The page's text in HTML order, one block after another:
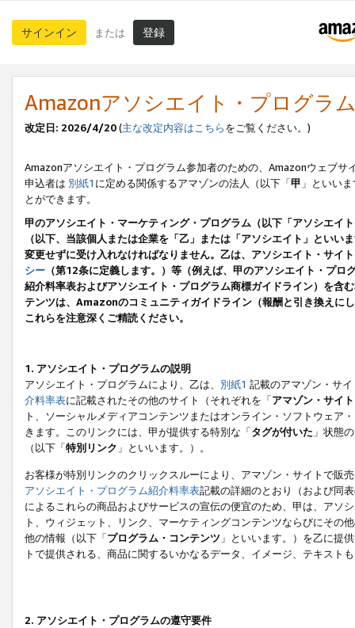
サインイン または 登録
Amazonアソシエイト・プログラ
改定日: 2026/4/20(主な改定内容はこちらをご覧ください。)
Amazonアソシエイト・プログラム参加者のための、Amazonウェブサ
申込者は 別紙1 に定める関係するアマゾンの法人（以下「甲 」といい
とができます。
甲のアソシエイト・マーケティング・プログラム（以下「アソシエイ
（以下、当該個人または企業を「乙」または「アソシエイト」とい
変更せずに受け入れなければなりません。乙は、アソシエイト・サイ
シー （第12条に定義します。）等（例えば、甲のアソシエイト・プ
紹介料率表およびアソシエイト・プログラム商標ガイドライン）を
テンツは、Amazonのコミュニティガイドライン（報酬と引き換えに
これらを注意深くご精読ください。
1. アソシエイト・プログラムの説明
アソシエイト・プログラムにより、乙は、 別紙1 記載のアマゾン・サ
介料率表に記載されたその他のサイト（それぞれを「アマゾン・サイト
ト、ソーシャルメディアコンテンツまたはオンライン・ソフトウェア
きます。このリンクには、甲が提供する特別な「タグが付いた 」状態
（以下「特別リンク 」といいます。）。
お客様が特別リンクのクリックスルーにより、アマゾン・サイトで販
アソシエイト・プログラム紹介料率表記載の詳細のとおり（および同
によるこれらの商品およびサービスの宣伝の便宜のため、甲は、アソ
ト、ウィジェット、リンク、マーケティングコンテンツならびにその
他の情報（以下「プログラム・コンテンツ 」といいます。）を乙に提
トで提供される、商品に関するいかなるデータ、イメージ、テキス
2. アソシエイト・プログラムの遵守要件